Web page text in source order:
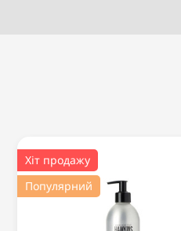
Хіт продажу
Популярний